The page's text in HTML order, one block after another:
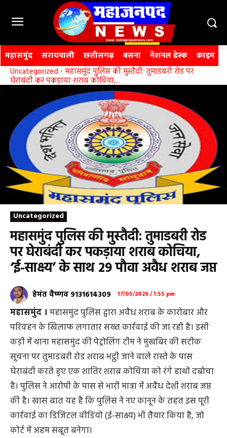
महासमुंद सरायपाली छत्तीसगढ़ बसना नेशनल डेस्क क्राइम
Uncategorized महासमुंद पुलिस की मुस्तैदी: तुमाडबरी रोड पर
घेराबंदी कर पकड़ाया शराब कोचिया,...
Uncategorized
महासमुंद पुलिस की मुस्तैदी: तुमाडबरी रोड
पर घेराबंदी कर पकड़ाया शराब कोचिया,
‘ई-साक्ष्य’ के साथ 29 पौवा अवैध शराब जप्त
हेमंत वैष्णव 9131614309 17/05/2026 / 1:55 pm
महासमुंद । महासमुंद पुलिस द्वारा अवैध शराब के कारोबार और
परिवहन के खिलाफ लगातार सख्त कार्रवाई की जा रही है। इसी
कड़ी में थाना महासमुंद की पेट्रोलिंग टीम ने मुखबिर की सटीक
सूचना पर तुमाडबरी रोड शराब भट्ठी जाने वाले रास्ते के पास
घेराबंदी करते हुए एक शातिर शराब कोचिया को रंगे हाथों दबोचा
है। पुलिस ने आरोपी के पास से भारी मात्रा में अवैध देशी शराब जप्त
की है। खास बात यह है कि पुलिस ने नए कानून के तहत इस पूरी
कार्रवाई का डिजिटल वीडियो (ई-साक्ष्य) भी तैयार किया है, जो
कोर्ट में अहम सबूत बनेगा।